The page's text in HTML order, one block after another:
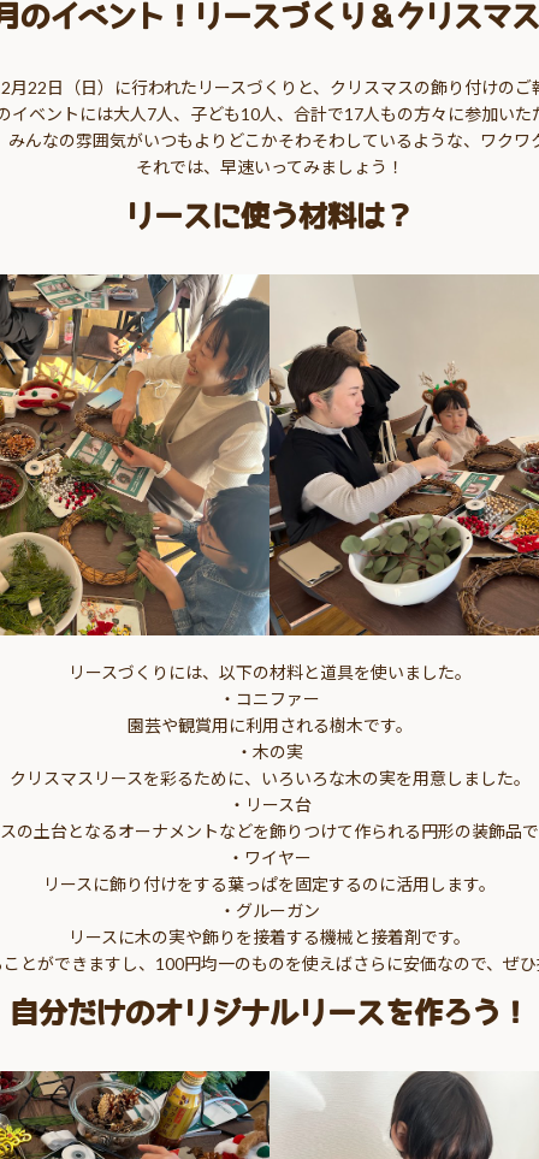
のイベント！リースづくり＆クリスマ
月22日（日）に行われたリースづくりと、クリスマスの飾り付けのご
イベントには大人7人、子ども10人、合計で17人もの方々に参加いた
んなの雰囲気がいつもよりどこかそわそわしているような、ワク
それでは、早速いってみましょう！
リースに使う材料は？
リースづくりには、以下の材料と道具を使いました。
・コニファー
園芸や観賞用に利用される樹木です。
・木の実
クリスマスリースを彩るために、いろいろな木の実を用意しました。
・リース台
の土台となるオーナメントなどを飾りつけて作られる円形の装飾品
・ワイヤー
リースに飾り付けをする葉っぱを固定するのに活用します。
・グルーガン
リースに木の実や飾りを接着する機械と接着剤です。
とができますし、100円均一のものを使えばさらに安価なので、ぜ
自分だけのオリジナルリースを作ろう！